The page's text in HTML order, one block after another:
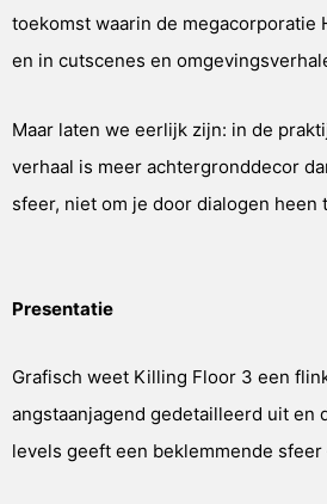
toekomst waarin de megacorporatie
en in cutscenes en
Maar laten we eerlijk zijn: in de
verhaal is meer achtergronddecor
sfeer, niet om je door dialogen heen
Presentatie
Grafisch weet Killing Floor 3 een
angstaanjagend gedetailleerd uit en
levels geeft een beklemmende